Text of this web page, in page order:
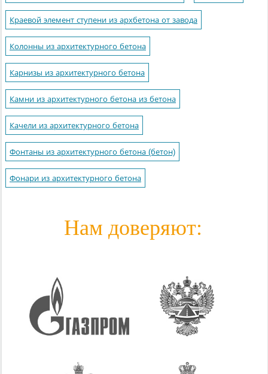
Краевой элемент ступени из архбетона от завода
Колонны из архитектурного бетона
Карнизы из архитектурного бетона
Камни из архитектурного бетона из бетона
Качели из архитектурного бетона
Фонтаны из архитектурного бетона (бетон)
Фонари из архитектурного бетона
Нам доверяют: